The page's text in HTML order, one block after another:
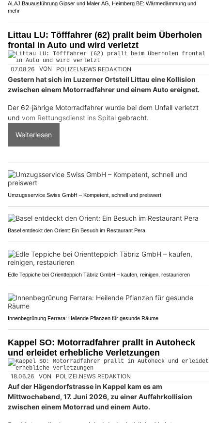
ALAJ Bauausführung Gipser und Maler AG, Heimberg BE: Wärmedämmung und
mehr
Littau LU: Töfffahrer (62) prallt beim Überholen
frontal in Auto und wird verletzt
07.08.26 VON POLIZEI.NEWS REDAKTION
Gestern hat sich im Luzerner Ortsteil Littau eine Kollision
zwischen einem Motorradfahrer und einem Auto ereignet.
Der 62-jährige Motorradfahrer wurde bei dem Unfall verletzt
und vom Rettungsdienst ins Spital gebracht.
Weiterlesen
Umzugsservice Swiss GmbH – Kompetent, schnell und preiswert
Basel entdeckt den Orient: Ein Besuch im Restaurant Pera
Edle Teppiche bei Orientteppich Täbriz GmbH – kaufen, reinigen, restaurieren
Innenbegrünung Ferrara: Heilende Pflanzen für gesunde Räume
Kappel SO: Motorradfahrer prallt in Autoheck
und erleidet erhebliche Verletzungen
18.06.26 VON POLIZEI.NEWS REDAKTION
Auf der Hägendorfstrasse in Kappel kam es am
Mittwochabend, 17. Juni 2026, zu einer Auffahrkollision
zwischen einem Motorrad und einem Auto.